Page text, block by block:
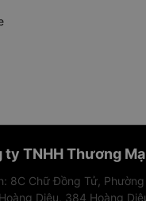
ty TNHH Thương
8C Chữ Đồng Tử,
Diệu, 384 Hoàng